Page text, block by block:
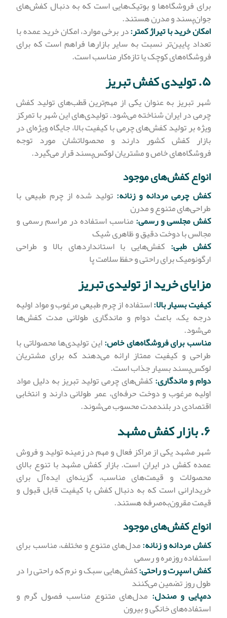
برای فروشگاه‌ها و بوتیک‌هایی است که به دنبال کفش‌های
جوان‌پسند و مدرن هستند.
امکان خرید با تیراژ کمتر:در برخی موارد، امکان خرید عمده با
تعداد پایین‌تر نسبت به سایر بازارها فراهم است که برای
فروشگاه‌های کوچک یا تازه‌کار مناسب است.
۵. تولیدی کفش تبریز
شهر تبریز به عنوان یکی از مهم‌ترین قطب‌های تولید کفش
چرمی در ایران شناخته می‌شود. تولیدی‌های این شهر با تمرکز
ویژه بر تولید کفش‌های چرمی با کیفیت بالا، جایگاه ویژه‌ای در
بازار کفش کشور دارند و محصولاتشان مورد توجه
فروشگاه‌های خاص و مشتریان لوکس‌پسند قرار می‌گیرد.
انواع کفش‌های موجود
کفش چرمی مردانه و زنانه: تولید شده از چرم طبیعی با
طراحی‌های متنوع و مدرن
کفش مجلسی و رسمی:مناسب استفاده در مراسم رسمی و
مجالس با دوخت دقیق و ظاهری شیک
کفش طبی: کفش‌هایی با استانداردهای بالا و طراحی
ارگونومیک برای راحتی و حفظ سلامت پا
مزایای خرید از تولیدی تبریز
کیفیت بسیار بالا:استفاده از چرم طبیعی مرغوب و مواد اولیه
درجه یک، باعث دوام و ماندگاری طولانی مدت کفش‌ها
می‌شود.
مناسب برای فروشگاه‌های خاص:این تولیدی‌ها محصولاتی با
طراحی و کیفیت ممتاز ارائه می‌دهند که برای مشتریان
لوکس‌پسند بسیار جذاب است.
دوام و ماندگاری:کفش‌های چرمی تولید تبریز به دلیل مواد
اولیه مرغوب و دوخت حرفه‌ای، عمر طولانی دارند و انتخابی
اقتصادی در بلندمدت محسوب می‌شوند.
۶. بازار کفش مشهد
شهر مشهد یکی از مراکز فعال و مهم در زمینه تولید و فروش
عمده کفش در ایران است. بازار کفش مشهد با تنوع بالای
محصولات و قیمت‌های مناسب، گزینه‌ای ایده‌آل برای
خریدارانی است که به دنبال کفش با کیفیت قابل قبول و
قیمت مقرون‌به‌صرفه هستند.
انواع کفش‌های موجود
کفش مردانه و زنانه:مدل‌های متنوع و مختلف، مناسب برای
استفاده روزمره و رسمی
کفش اسپرت و راحتی:کفش‌هایی سبک و نرم که راحتی را در
طول روز تضمین می‌کنند
دمپایی و صندل: مدل‌های متنوع مناسب فصول گرم و
استفاده‌های خانگی و بیرون